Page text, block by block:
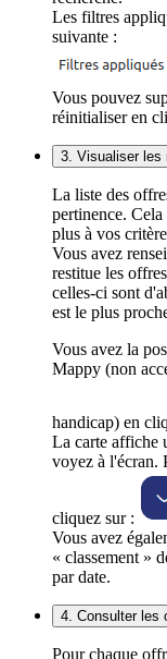
Les filtres
suivante :
Vous pouvez
réinitialiser en
3. Visualiser les
La liste des
pertinence.
plus à vos
Vous avez
restitue les
celles-ci sont
est le plus
Vous avez la
Mappy (non
handicap) en
La carte affiche
voyez à l'écran.
cliquez sur :
Vous avez
« classement »
par date.
4. Consulter les
Pour chaque